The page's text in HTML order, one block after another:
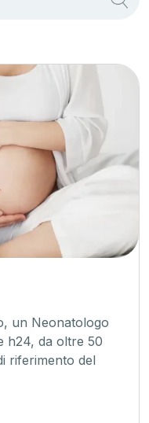
un Neonatologo
h24, da oltre 50
riferimento del